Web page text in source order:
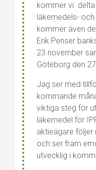
kommer vi delta
läkemedels-
kommer även
Erik Penser
23 november
Göteborg den
Jag ser med
kommande
viktiga steg för
läkemedel för
aktieägare följer
och ser fram
utvecklig i